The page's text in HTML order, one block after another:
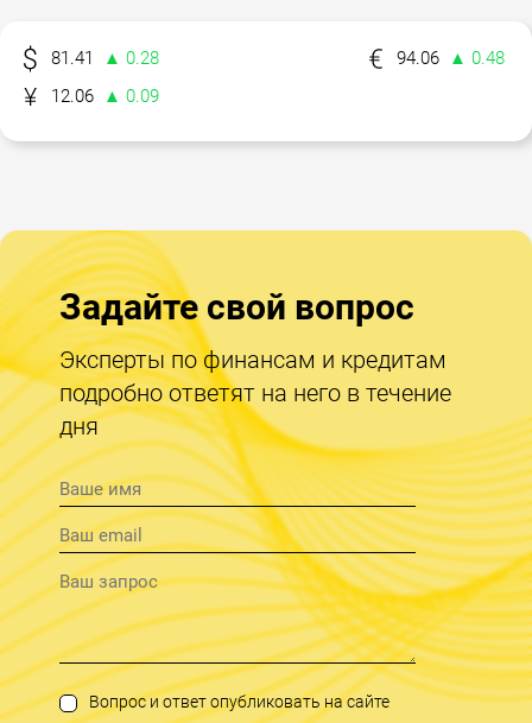
81.41 ▲ 0.28 94.06
▲ 0.48
12.06
▲ 0.09
Задайте свой вопрос
Эксперты по финансам и кредитам
подробно ответят на него в течение
дня
Вопрос и ответ опубликовать на сайте